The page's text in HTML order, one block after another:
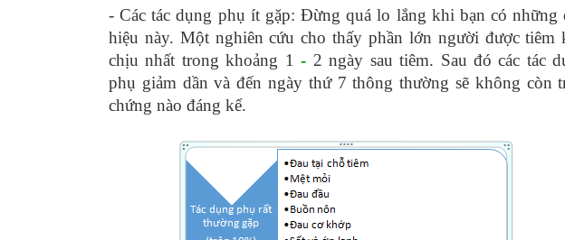
- Các tác dụng phụ ít gặp: Đừng quá lo lắng khi bạn có những
hiệu này. Một nghiên cứu cho thấy phần lớn người được tiêm
chịu nhất trong khoảng 1- 2 ngày sau tiêm. Sau đó các tác
phụ giảm dần và đến ngày thứ 7 thông thường sẽ không còn
chứng nào đáng kể.